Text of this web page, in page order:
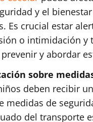
y el
Es crucial estar
o intimidación y
y abordar
sobre
deben recibir
medidas de
del transporte